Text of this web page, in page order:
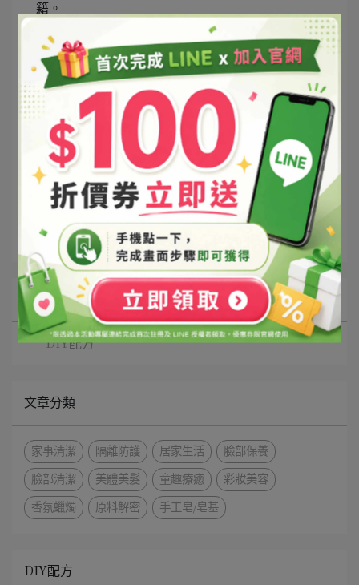
籍。
※請避光保存於陰涼處，保持瓶蓋確實關緊，並請
遠離火源，避免孩童拿取。
※依化粧品衛生管理條例規定，化粧品應由合法設
立之化粧品工廠製造，個人自行製作之化粧品/DIY
僅限自用，不得售予他人，以免觸法。
文章分類 家事清潔
所有文章主題
DIY配方
文章分類
家事清潔 隔離防護 居家生活
臉部保養
臉部清潔
美體美髮 童趣療癒
彩妝美容
香氛蠟燭
原料解密 手工皂/皂基
DIY配方